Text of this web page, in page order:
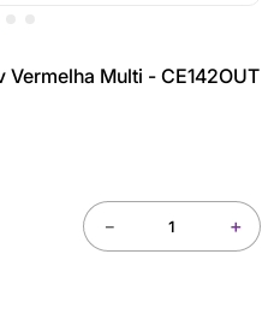
Multi - CE142OUT
＋
－